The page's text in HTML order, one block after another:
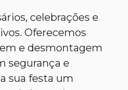
celebrações e
Oferecemos
e desmontagem
segurança e
sua festa um